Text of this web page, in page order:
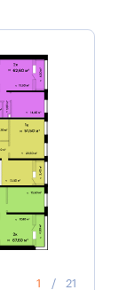
1 / 21